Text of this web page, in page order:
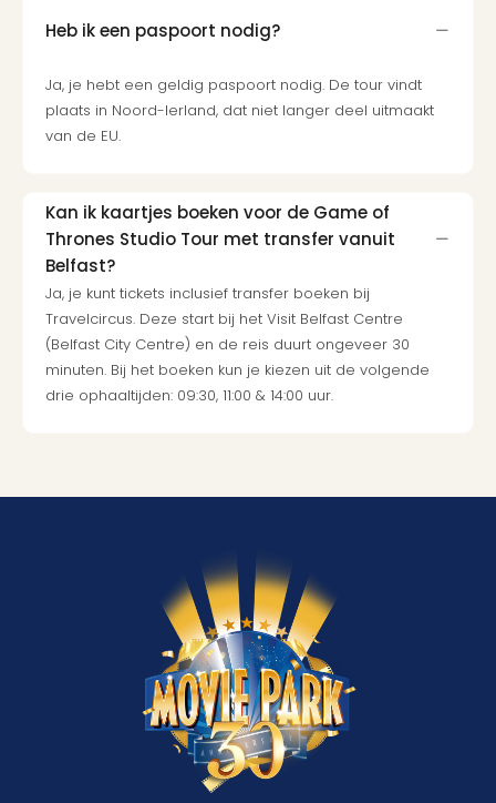
Heb ik een paspoort nodig?
Ja, je hebt een geldig paspoort nodig. De tour vindt
plaats in Noord-Ierland, dat niet langer deel uitmaakt
van de EU.
Kan ik kaartjes boeken voor de Game of
Thrones Studio Tour met transfer vanuit
Belfast?
Ja, je kunt tickets inclusief transfer boeken bij
Travelcircus. Deze start bij het Visit Belfast Centre
(Belfast City Centre) en de reis duurt ongeveer 30
minuten. Bij het boeken kun je kiezen uit de volgende
drie ophaaltijden: 09:30, 11:00 & 14:00 uur.